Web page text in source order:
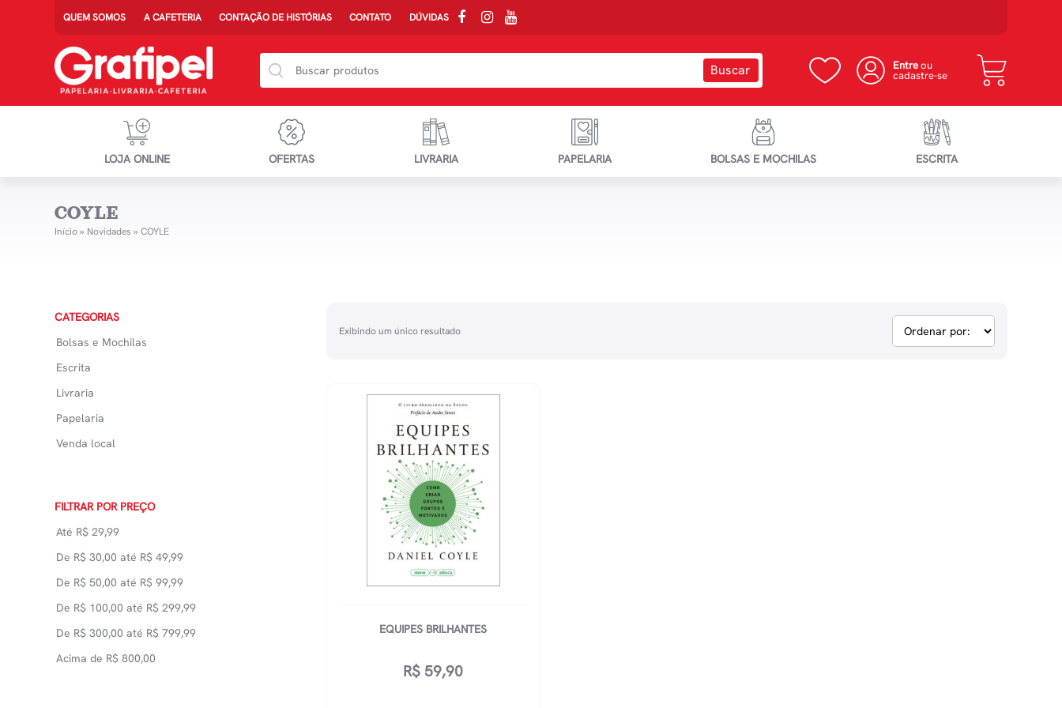
QUEM SOMOS A CAFETERIA CONTAÇÃO DE HISTÓRIAS CONTATO DÚVIDAS
Entreou
cadastre-se
LOJA ONLINE OFERTAS LIVRARIA PAPELARIA BOLSAS E MOCHILAS ESCRITA
COYLE
Início» Novidades » COYLE
CATEGORIAS
Bolsas e Mochilas
Escrita
Livraria
Papelaria
Venda local
FILTRAR POR PREÇO
Até R$ 29,99
De R$ 30,00 até R$ 49,99
De R$ 50,00 até R$ 99,99
De R$ 100,00 até R$ 299,99
De R$ 300,00 até R$ 799,99
Acima de R$ 800,00
Exibindo um único resultado
EQUIPES BRILHANTES
R$ 59,90